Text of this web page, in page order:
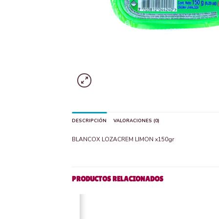
DESCRIPCIÓN VALORACIONES (0)
BLANCOX LOZACREM LIMON x150gr
PRODUCTOS RELACIONADOS